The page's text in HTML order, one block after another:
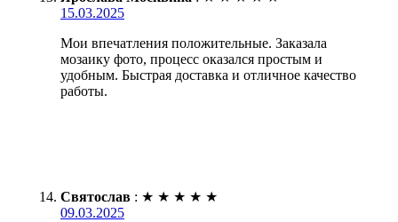
15.03.2025
Мои впечатления положительные. Заказала
мозаику фото, процесс оказался простым и
удобным. Быстрая доставка и отличное качество
работы.
Святослав : ★ ★ ★ ★ ★
09.03.2025